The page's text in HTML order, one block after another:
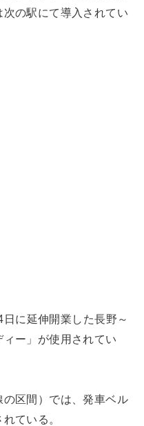
の駅にて導入されてい
に延伸開業した長野～
ー」が使用されてい
区間）では、発車ベル
ている。